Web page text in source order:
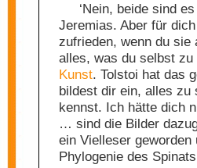
‘Nein, beide sind
Jeremias. Aber für
zufrieden, wenn du
alles, was du selbst zu
Kunst. Tolstoi hat das
bildest dir ein, alles zu
kennst. Ich hätte dich
… sind die Bilder
ein Vielleser
Phylogenie des